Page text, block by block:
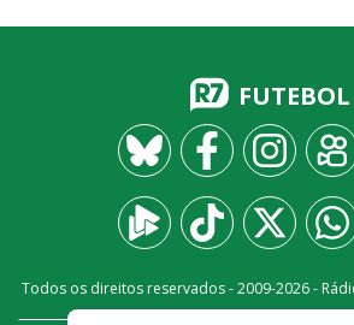
FUTEBOL
Todos os direitos reservados - 2009-2026-